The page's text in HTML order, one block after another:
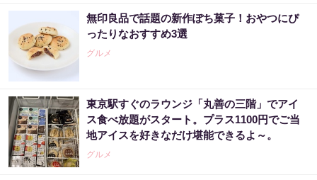
無印良品で話題の新作ぽち菓子！おやつにぴ
ったりなおすすめ3選
グルメ
東京駅すぐのラウンジ「丸善の三階」でアイ
ス食べ放題がスタート。プラス1100円でご当
地アイスを好きなだけ堪能できるよ～。
グルメ